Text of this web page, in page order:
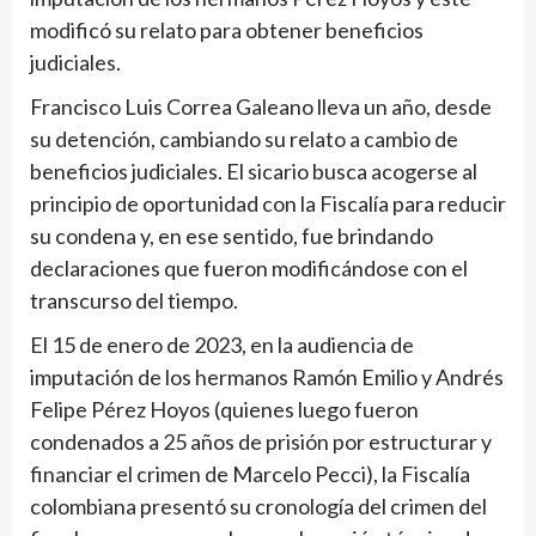
modificó su relato para obtener beneficios
judiciales.
Francisco Luis Correa Galeano lleva un año, desde
su detención, cambiando su relato a cam­bio de
beneficios judiciales. El sicario busca acogerse al
principio de oportunidad con la Fiscalía para reducir
su condena y, en ese sentido, fue brindando
declaracio­nes que fueron modificán­dose con el
transcurso del tiempo.
El 15 de enero de 2023, en la audiencia de
imputación de los hermanos Ramón Emi­lio y Andrés
Felipe Pérez Hoyos (quienes luego fue­ron
condenados a 25 años de prisión por estructu­rar y
financiar el crimen de Marcelo Pecci), la Fis­calía
colombiana presentó su cronología del crimen del